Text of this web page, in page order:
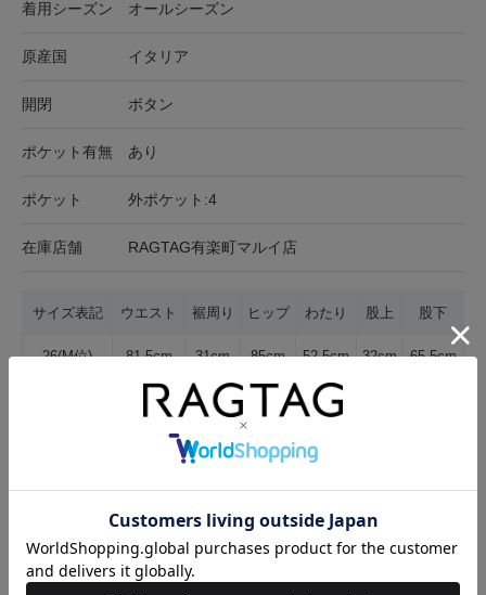
着用シーズン オールシーズン
原産国 イタリア
開閉 ボタン
ポケット有無 あり
ポケット 外ポケット:4
在庫店舗 RAGTAG有楽町マルイ店
サイズ表記 ウエスト 裾周り ヒップ わたり 股上 股下
26(M位) 81.5cm 31cm 85cm 52.5cm 32cm 65.5cm
サイズの測り方について
裏地